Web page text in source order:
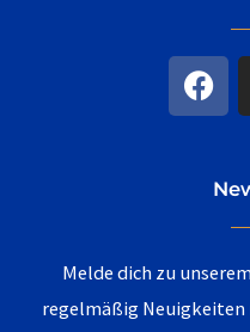
F
a
c
k
Melde dich zu
regelmäßig Neuigkeiten